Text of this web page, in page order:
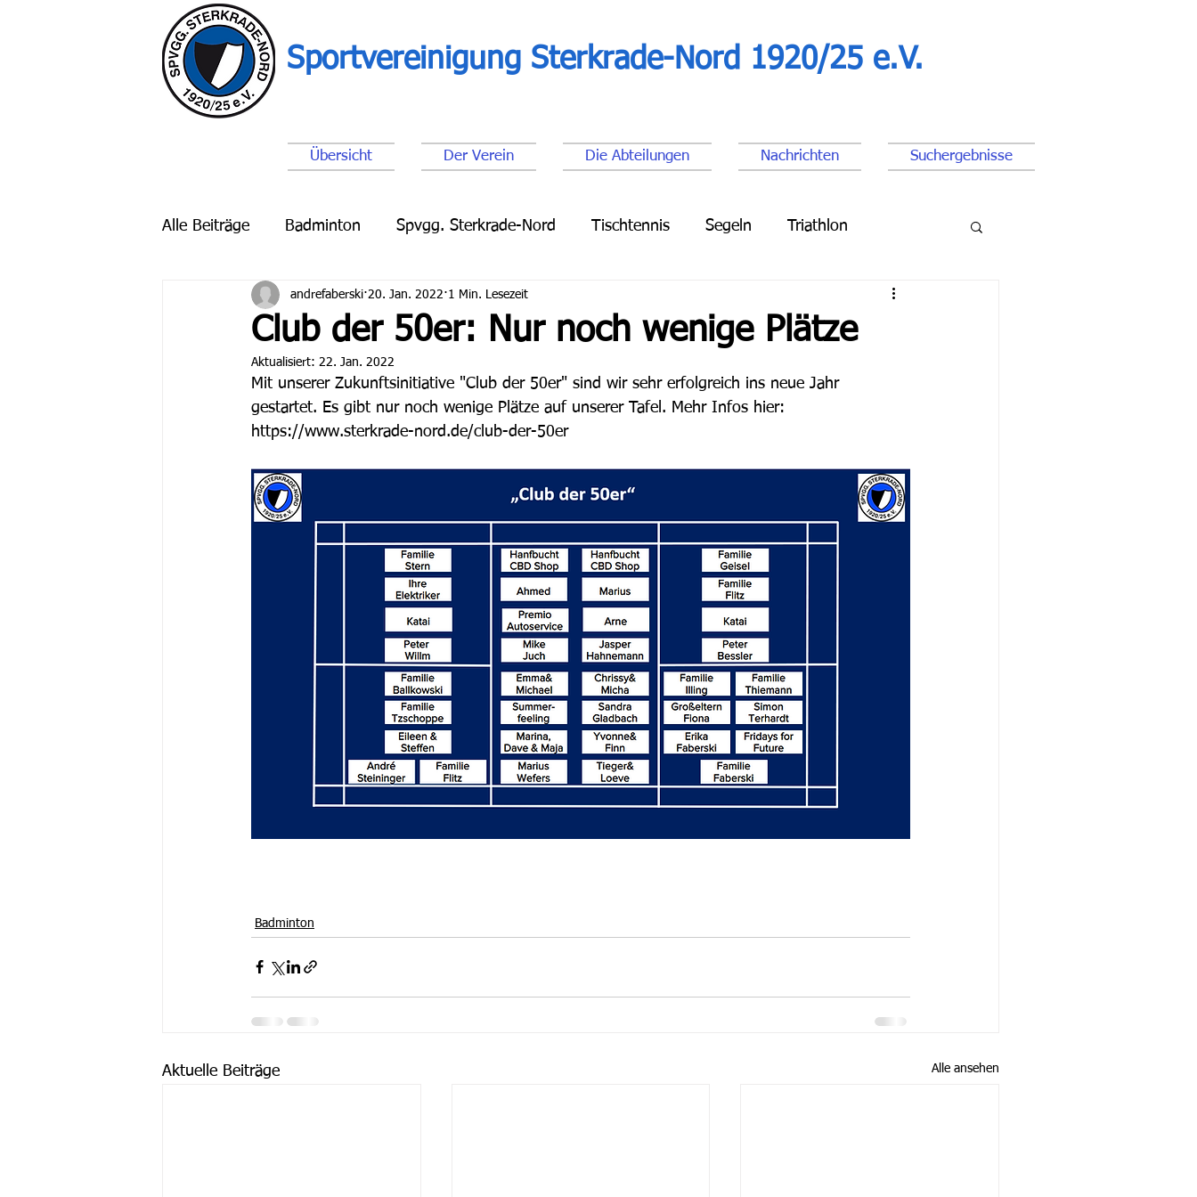
Sportvereinigung Sterkrade-Nord 1920/25 e.V.
Übersicht Der Verein Die Abteilungen Nachrichten Suchergebnisse
Alle Beiträge Badminton Spvgg. Sterkrade-Nord Tischtennis Segeln Triathlon
Breitensport Schach Leichtathletik
Club der 50er: Nur noch wenige Plätze
andrefaberski 20. Jan. 2022 1 Min. Lesezeit
Aktualisiert: 22. Jan. 2022
Mit unserer Zukunftsinitiative "Club der 50er" sind wir sehr erfolgreich ins neue Jahr
gestartet. Es gibt nur noch wenige Plätze auf unserer Tafel. Mehr Infos hier:
https://www.sterkrade-nord.de/club-der-50er
Badminton
Aktuelle Beiträge Alle ansehen